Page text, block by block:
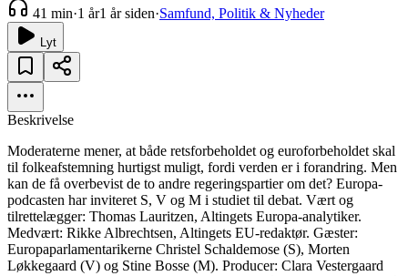
41 min·1 år1 år siden·Samfund, Politik & Nyheder
Lyt
Beskrivelse
Moderaterne mener, at både retsforbeholdet og euroforbeholdet skal
til folkeafstemning hurtigst muligt, fordi verden er i forandring. Men
kan de få overbevist de to andre regeringspartier om det? Europa-
podcasten har inviteret S, V og M i studiet til debat. Vært og
tilrettelægger: Thomas Lauritzen, Altingets Europa-analytiker.
Medvært: Rikke Albrechtsen, Altingets EU-redaktør. Gæster:
Europaparlamentarikerne Christel Schaldemose (S), Morten
Løkkegaard (V) og Stine Bosse (M). Producer: Clara Vestergaard